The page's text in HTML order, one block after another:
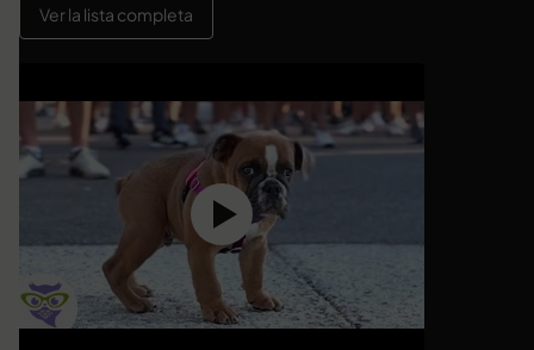
Ver la lista completa